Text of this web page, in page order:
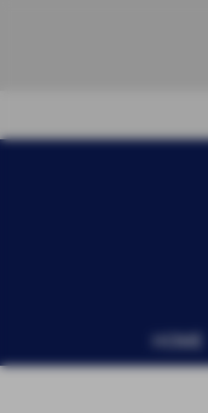
HOME